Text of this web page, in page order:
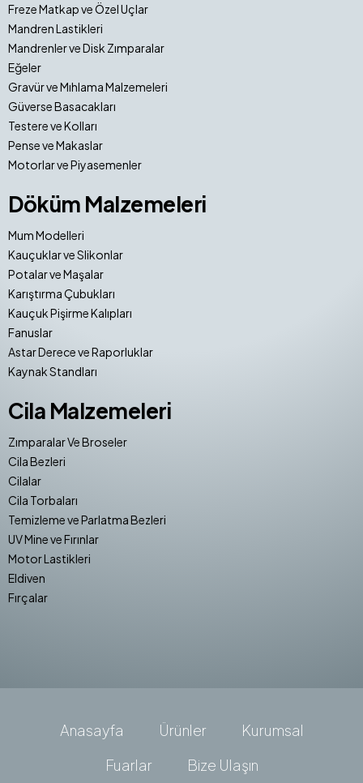
Freze Matkap ve Özel Uçlar
Mandren Lastikleri
Mandrenler ve Disk Zımparalar
Eğeler
Gravür ve Mıhlama Malzemeleri
Güverse Basacakları
Testere ve Kolları
Pense ve Makaslar
Motorlar ve Piyasemenler
Döküm Malzemeleri
Mum Modelleri
Kauçuklar ve Slikonlar
Potalar ve Maşalar
Karıştırma Çubukları
Kauçuk Pişirme Kalıpları
Fanuslar
Astar Derece ve Raporluklar
Kaynak Standları
Cila Malzemeleri
Zımparalar Ve Broseler
Cila Bezleri
Cilalar
Cila Torbaları
Temizleme ve Parlatma Bezleri
UV Mine ve Fırınlar
Motor Lastikleri
Eldiven
Fırçalar
Anasayfa Ürünler
Kurumsal
Fuarlar
Bize Ulaşın